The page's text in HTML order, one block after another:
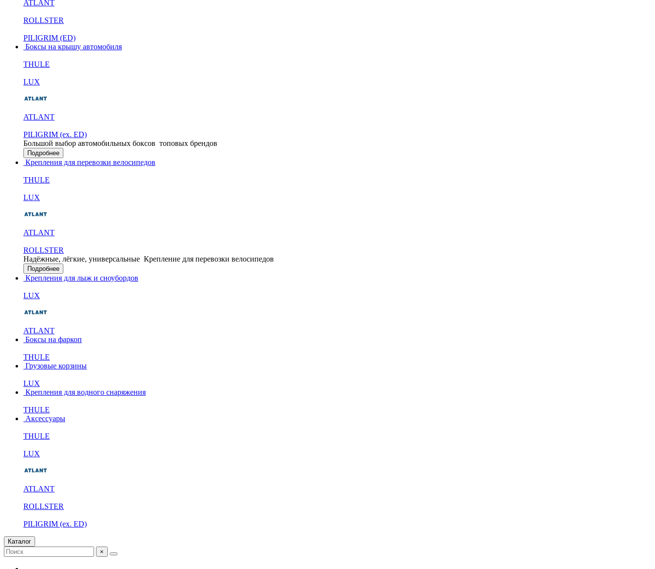
ATLANT
ROLLSTER
PILIGRIM (ED)
Боксы на крышу автомобиля
THULE
LUX
ATLANT
PILIGRIM (ex. ED)
Большой выбор автомобильных боксов топовых брендов
Подробнее
Крепления для перевозки велосипедов
THULE
LUX
ATLANT
ROLLSTER
Надёжные, лёгкие, универсальные Крепление для перевозки велосипедов
Подробнее
Крепления для лыж и сноубордов
LUX
ATLANT
Боксы на фаркоп
THULE
Грузовые корзины
LUX
Крепления для водного снаряжения
THULE
Аксессуары
THULE
LUX
ATLANT
ROLLSTER
PILIGRIM (ex. ED)
Каталог
×